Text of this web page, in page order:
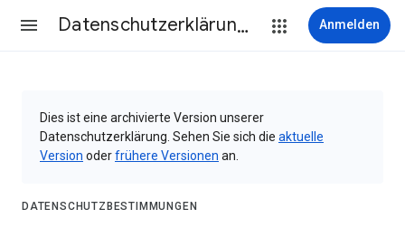
Datenschutzerklärung & Nutzungsbedingungen Anmelden
Dies ist eine archivierte Version unserer
Datenschutzerklärung. Sehen Sie sich die aktuelle
Version oderfrühere Versionen an.
DATENSCHUTZBESTIMMUNGEN